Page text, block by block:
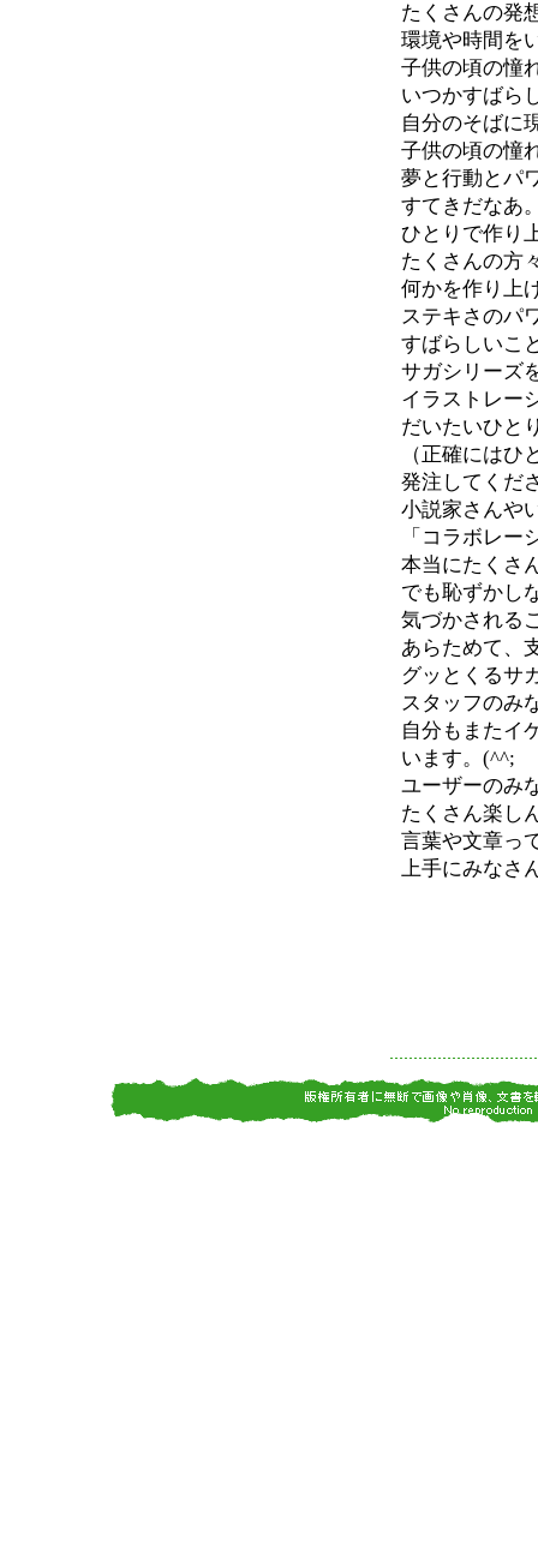
たくさんの発
環境や時間を
子供の頃の憧
いつかすばら
自分のそばに
子供の頃の憧
夢と行動とパ
すてきだなあ
ひとりで作り
たくさんの方
何かを作り上
ステキさのパ
すばらしいこ
サガシリーズ
イラストレー
だいたいひと
（正確には
発注してくだ
小説家さんや
「コラボレ
本当にたくさ
でも恥ずかし
気づかされる
あらためて、
グッとくるサ
スタッフのみ
自分もまたイ
います。(^^;
ユーザーのみ
たくさん楽し
言葉や文章っ
上手にみなさ